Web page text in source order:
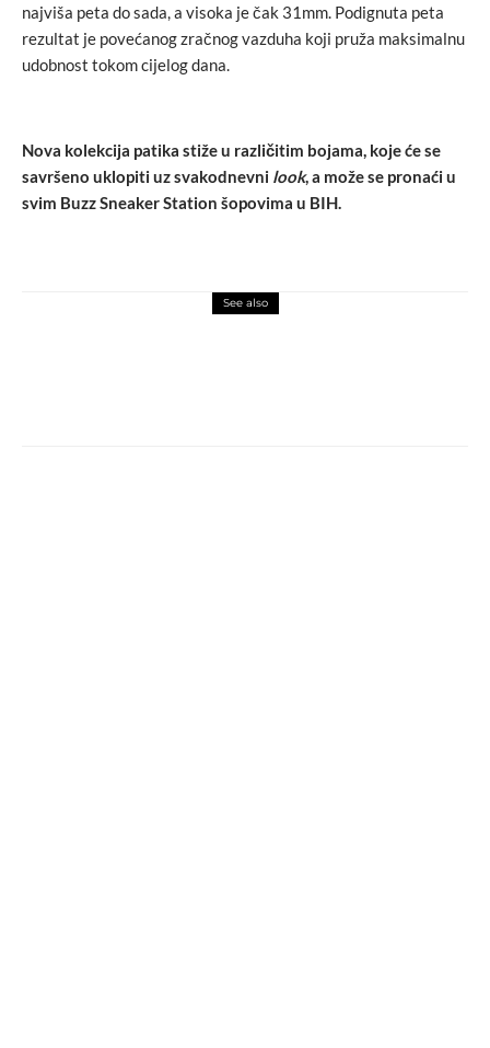
najviša peta do sada, a visoka je čak 31mm. Podignuta peta
rezultat je povećanog zračnog vazduha koji pruža maksimalnu
udobnost tokom cijelog dana.
Nova kolekcija patika stiže u različitim bojama, koje će se
savršeno uklopiti uz svakodnevni look, a može se pronaći u
svim Buzz Sneaker Station šopovima u BIH.
See also